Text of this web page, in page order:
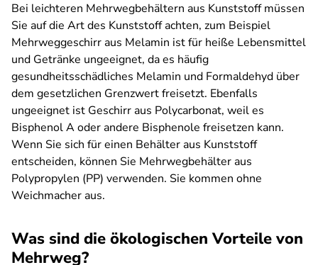
Bei leichteren Mehrwegbehältern aus Kunststoff müssen
Sie auf die Art des Kunststoff achten, zum Beispiel
Mehrweggeschirr aus Melamin ist für heiße Lebensmittel
und Getränke ungeeignet, da es häufig
gesundheitsschädliches Melamin und Formaldehyd über
dem gesetzlichen Grenzwert freisetzt. Ebenfalls
ungeeignet ist Geschirr aus Polycarbonat, weil es
Bisphenol A oder andere Bisphenole freisetzen kann.
Wenn Sie sich für einen Behälter aus Kunststoff
entscheiden, können Sie Mehrwegbehälter aus
Polypropylen (PP) verwenden. Sie kommen ohne
Weichmacher aus.
Was sind die ökologischen Vorteile von
Mehrweg?